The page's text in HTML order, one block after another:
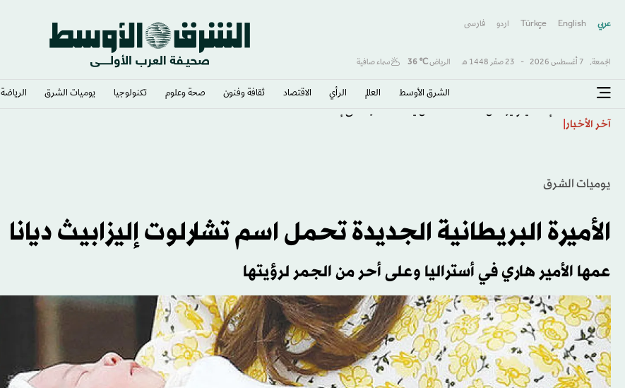
عربي English
Türkçe اردو فارسى
الجمعة, 7 أغسطس 2026 - 23 صفَر 1448 هـ الرياض℃
36 سماء صافية
الشرق الأوسط​ العالم الرأي الاقتصاد ثقافة وفنون صحة وعلوم تكنولوجيا يوميات الشرق​ الرياضة
آخر الأخبار
يوميات الشرق
الأميرة البريطانية الجديدة تحمل اسم تشارلوت إليزابيث ديانا
عمها الأمير هاري في أستراليا وعلى أحر من الجمر لرؤيتها